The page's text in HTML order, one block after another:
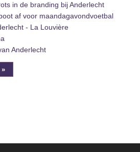
in de branding bij Anderlecht
af voor maandagavondvoetbal
- La Louvière
Anderlecht
»